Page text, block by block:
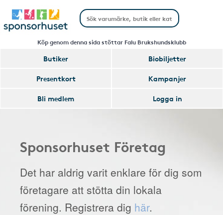
Köp genom denna sida stöttar Falu Brukshundsklubb
Butiker
Biobiljetter
Presentkort
Kampanjer
Bli medlem
Logga in
Sponsorhuset Företag
Det har aldrig varit enklare för dig som
företagare att stötta din lokala
förening. Registrera dig här.